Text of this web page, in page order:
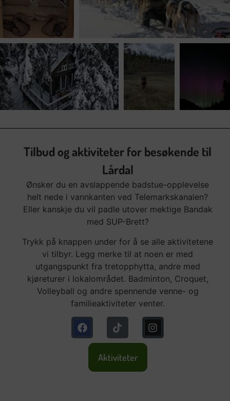
Tilbud og aktiviteter for besøkende til
Lårdal
Ønsker du en avslappende badstue-opplevelse
helt nede i vannkanten ved Telemarkskanalen?
Eller kanskje du vil padle utover mektige Bandak
med SUP-Brett?
Trykk på knappen under for å se alle aktivitetene
vi tilbyr. Legg merke til at noen er med
utgangspunkt fra tretopphytta, andre med
kjøreturer i lokalområdet. Badminton, Croquet,
Volleyball og andre spennende venne- og
familieaktiviteter venter.
Aktiviteter